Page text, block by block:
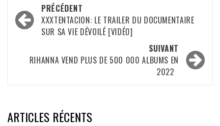
Navigation
d’article
PRÉCÉDENT
XXXTENTACION: LE TRAILER DU DOCUMENTAIRE
SUR SA VIE DÉVOILÉ [VIDÉO]
SUIVANT
RIHANNA VEND PLUS DE 500 000 ALBUMS EN
2022
ARTICLES RÉCENTS